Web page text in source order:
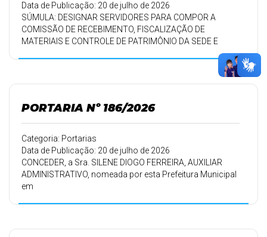
Data de Publicação: 20 de julho de 2026
SÚMULA: DESIGNAR SERVIDORES PARA COMPOR A
COMISSÃO DE RECEBIMENTO, FISCALIZAÇÃO DE
MATERIAIS E CONTROLE DE PATRIMÔNIO DA SEDE E
DEMAIS SECRETARIAS E REPARTIÇÕES VINCULADAS A
PORTARIA Nº 186/2026
Categoria: Portarias
Data de Publicação: 20 de julho de 2026
CONCEDER, a Sra. SILENE DIOGO FERREIRA, AUXILIAR
ADMINISTRATIVO, nomeada por esta Prefeitura Municipal
em